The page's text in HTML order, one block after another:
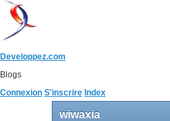
Developpez.com
Blogs
Connexion S'inscrire Index
wiwaxia